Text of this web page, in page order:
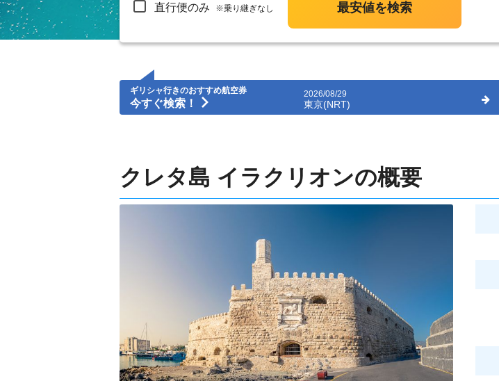
直行便のみ ※乗り継ぎなし 最安値を検索
ギリシャ行きのおすすめ航空券
今すぐ検索！
2026/08/29
東京(NRT)
クレタ島 イラクリオンの概要